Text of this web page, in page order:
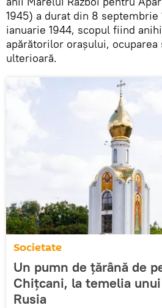
1945) a durat din 8 septembrie
ianuarie 1944, scopul fiind
apărătorilor orașului,
ulterioară.
Societate
Un pumn de țărână de
Chițcani, la temelia
Rusia